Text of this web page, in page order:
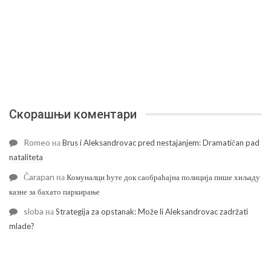
Скорашњи коментари
Romeo наBrus i Aleksandrovac pred nestajanjem: Dramatičan pad
nataliteta
Čarapan наКомуналци ћуте док саобраћајна полиција пише хиљаду
казне за бахато паркирање
sloba наStrategija za opstanak: Može li Aleksandrovac zadržati
mlade?